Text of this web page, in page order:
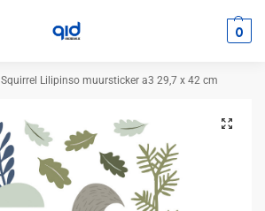
0
Squirrel Lilipinso muursticker a3 29,7 x 42 cm